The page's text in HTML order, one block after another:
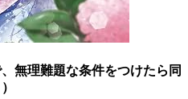
無理難題な条件をつけたら同